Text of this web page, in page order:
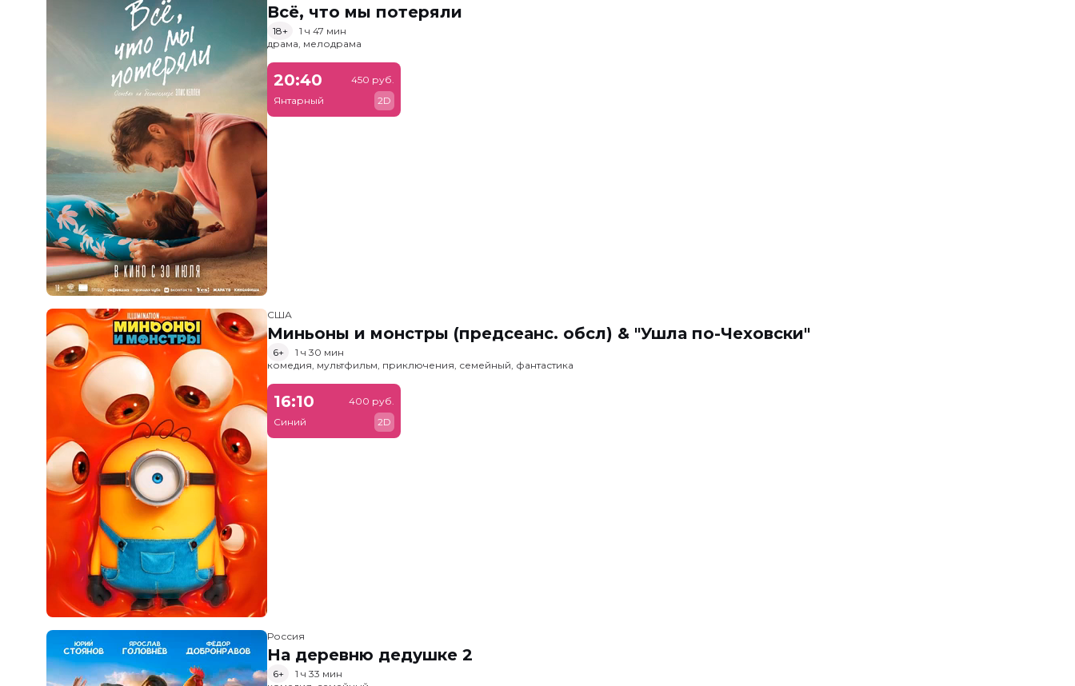
Всё, что мы потеряли
18+
1 ч 47 мин
драма, мелодрама
20:40
Янтарный
450 руб.
2D
США
Миньоны и монстры (предсеанс. обсл) & "Ушла по-Чеховски"
6+
1 ч 30 мин
комедия, мультфильм, приключения, семейный, фантастика
16:10
Синий
400 руб.
2D
Россия
На деревню дедушке 2
6+
1 ч 33 мин